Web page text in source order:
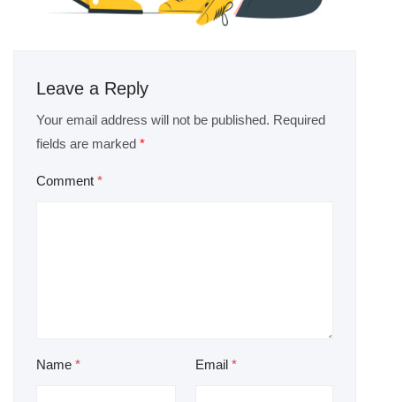
Leave a Reply
Your email address will not be published. Required
fields are marked *
Comment *
Name * Email *